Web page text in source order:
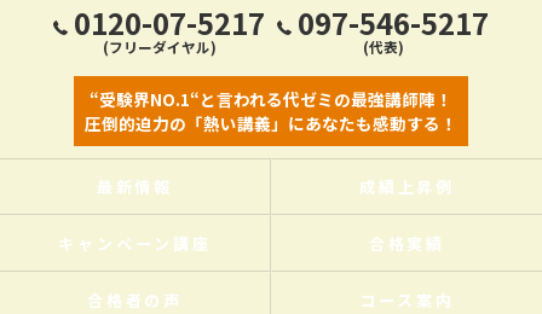
0120-07-5217
(フリーダイヤル)
097-546-5217
(代表)
“受験界NO.1“と言われる代ゼミの最強講師陣！
圧倒的迫力の「熱い講義」にあなたも感動する！
最新情報 成績上昇例
キャンペーン講座 合格実績
合格者の声 コース案内